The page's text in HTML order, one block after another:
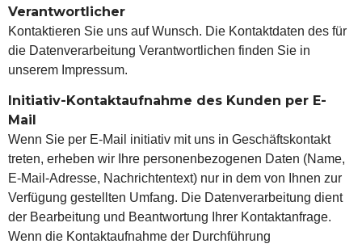
Verantwortlicher
Kontaktieren Sie uns auf Wunsch. Die Kontaktdaten des für
die Datenverarbeitung Verantwortlichen finden Sie in
unserem Impressum.
Initiativ-Kontaktaufnahme des Kunden per E-
Mail
Wenn Sie per E-Mail initiativ mit uns in Geschäftskontakt
treten, erheben wir Ihre personenbezogenen Daten (Name,
E-Mail-Adresse, Nachrichtentext) nur in dem von Ihnen zur
Verfügung gestellten Umfang. Die Datenverarbeitung dient
der Bearbeitung und Beantwortung Ihrer Kontaktanfrage.
Wenn die Kontaktaufnahme der Durchführung